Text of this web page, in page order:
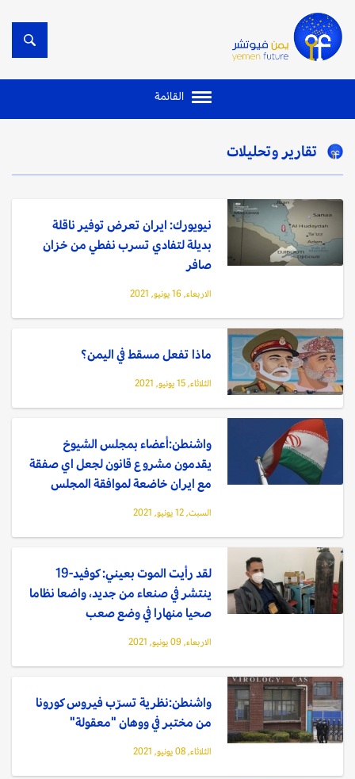
القائمة
تقارير وتحليلات
نيويورك: ايران تعرض توفير ناقلة
بديلة لتفادي تسرب نفطي من خزان
صافر
الاربعاء, 16 يونيو, 2021
ماذا تفعل مسقط في اليمن؟
الثلاثاء, 15 يونيو, 2021
واشنطن:أعضاء بمجلس الشيوخ
يقدمون مشروع قانون لجعل اي صفقة
مع ايران خاضعة لموافقة المجلس
السبت, 12 يونيو, 2021
لقد رأيت الموت بعيني: كوفيد-19
ينتشر في صنعاء من جديد، واضعا نظاما
صحيا منهارا في وضع صعب
الاربعاء, 09 يونيو, 2021
واشنطن:نظرية تسرّب فيروس كورونا
من مختبر في ووهان "معقولة"
الثلاثاء, 08 يونيو, 2021